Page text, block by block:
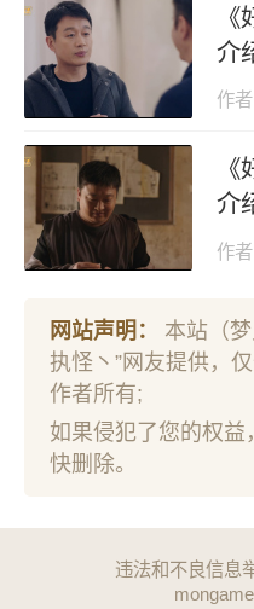
介
作
介
作
网站声明：
本站（
执怪丶”网友提供，
作者所有;
如果侵犯了您的权
快删除。
违法和不良信息